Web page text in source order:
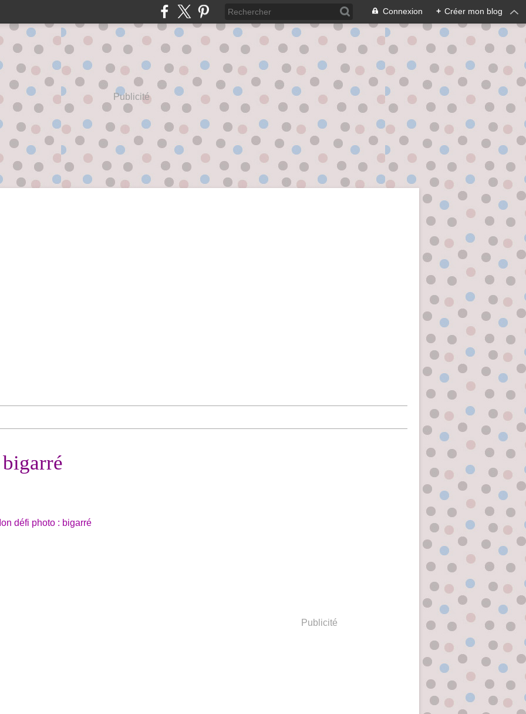
Connexion + Créer mon blog
Publicité
Publicité